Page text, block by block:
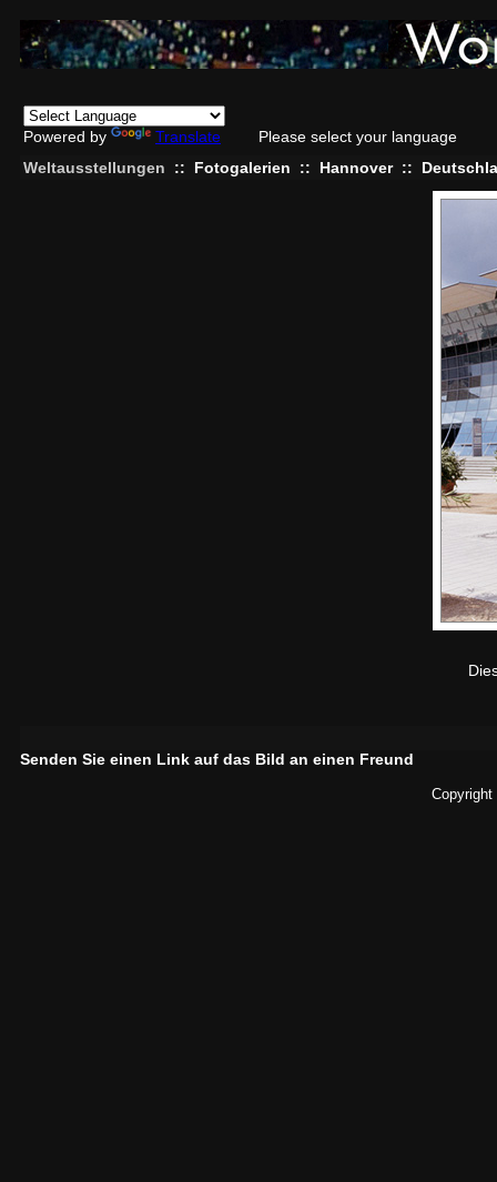
Powered by Translate
Please select your language
Weltausstellungen
:: Fotogalerien :: Hannover ::
Senden Sie einen Link auf das Bild an einen Freund